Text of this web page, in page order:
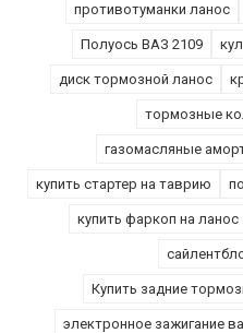
противотуманки ланос
Полуось ВАЗ 2109
диск тормозной ланос
тормозные
газомасляные
купить стартер на таврию
купить фаркоп на ланос
Купить задние
электронное зажигание